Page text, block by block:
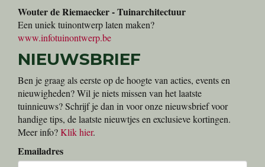
Wouter de Riemaecker - Tuinarchitectuur
Een uniek tuinontwerp laten maken?
www.infotuinontwerp.be
NIEUWSBRIEF
Ben je graag als eerste op de hoogte van acties, events en
nieuwigheden? Wil je niets missen van het laatste
tuinnieuws? Schrijf je dan in voor onze nieuwsbrief voor
handige tips, de laatste nieuwtjes en exclusieve kortingen.
Meer info?Klik hier.
Emailadres